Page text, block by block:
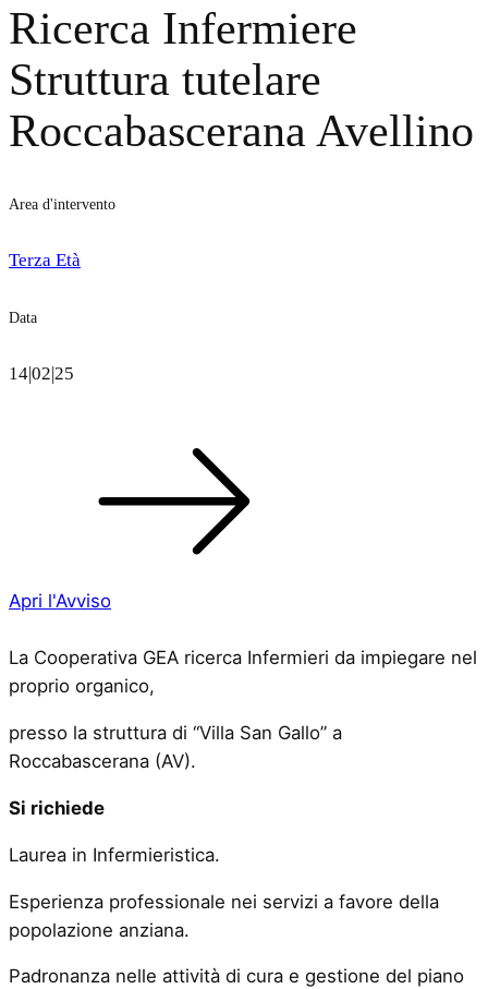
Ricerca Infermiere
Struttura tutelare
Roccabascerana Avellino
Area d'intervento
Terza Età
Data
14|02|25
Apri l'Avviso
La Cooperativa GEA ricerca Infermieri da impiegare nel
proprio organico,
presso la struttura di “Villa San Gallo” a
Roccabascerana (AV).
Si richiede
Laurea in Infermieristica.
Esperienza professionale nei servizi a favore della
popolazione anziana.
Padronanza nelle attività di cura e gestione del piano